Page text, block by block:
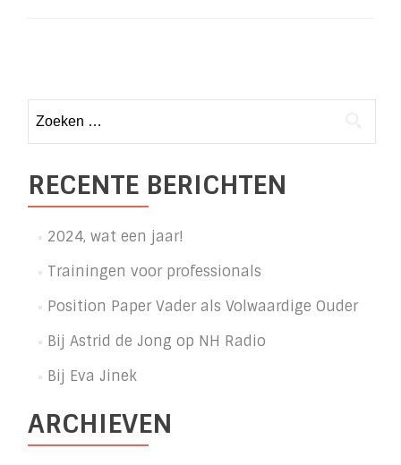
navigation
naar:
RECENTE BERICHTEN
2024, wat een jaar!
Trainingen voor professionals
Position Paper Vader als Volwaardige Ouder
Bij Astrid de Jong op NH Radio
Bij Eva Jinek
ARCHIEVEN